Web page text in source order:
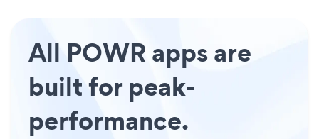
All POWR apps are
built for peak-
performance.